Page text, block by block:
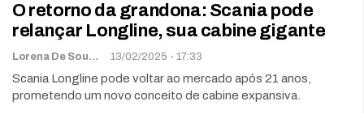
O retorno da grandona: Scania pode
relançar Longline, sua cabine gigante
Lorena De Sousa 13/02/2025 - 17:33
Scania Longline pode voltar ao mercado após 21 anos,
prometendo um novo conceito de cabine expansiva.